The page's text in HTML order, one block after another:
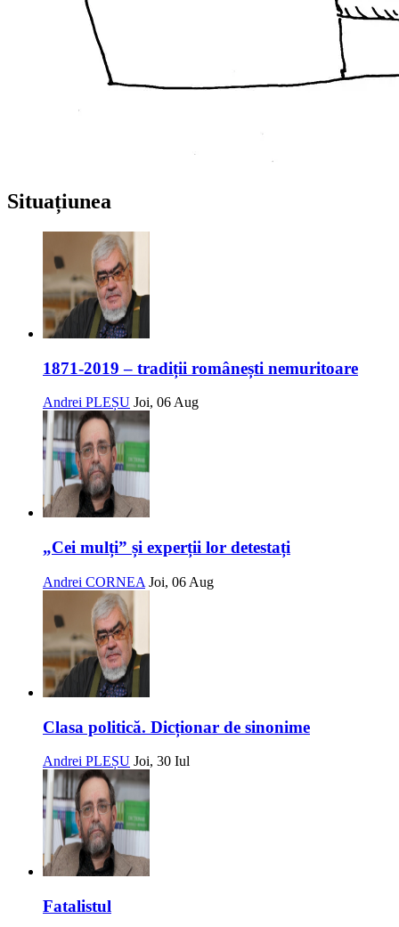
Situațiunea
1871-2019 – tradiții românești nemuritoare
Andrei PLEȘU Joi, 06 Aug
„Cei mulți” și experții lor detestați
Andrei CORNEA Joi, 06 Aug
Clasa politică. Dicționar de sinonime
Andrei PLEȘU Joi, 30 Iul
Fatalistul